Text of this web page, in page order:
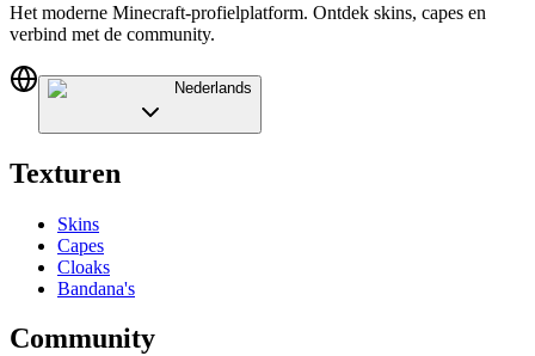
Het moderne Minecraft-profielplatform. Ontdek skins, capes en
verbind met de community.
Nederlands
Texturen
Skins
Capes
Cloaks
Bandana's
Community